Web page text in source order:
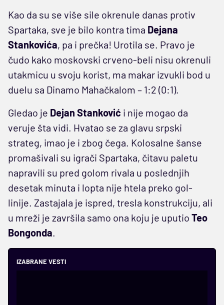
Kao da su se više sile okrenule danas protiv
Spartaka, sve je bilo kontra tima Dejana
Stankovića, pa i prečka! Urotila se. Pravo je
čudo kako moskovski crveno-beli nisu okrenuli
utakmicu u svoju korist, ma makar izvukli bod u
duelu sa Dinamo Mahačkalom – 1:2 (0:1).
Gledao je Dejan Stanković i nije mogao da
veruje šta vidi. Hvatao se za glavu srpski
strateg, imao je i zbog čega. Kolosalne šanse
promašivali su igrači Spartaka, čitavu paletu
napravili su pred golom rivala u poslednjih
desetak minuta i lopta nije htela preko gol-
linije. Zastajala je ispred, tresla konstrukciju, ali
u mreži je završila samo ona koju je uputio Teo
Bongonda.
IZABRANE VESTI